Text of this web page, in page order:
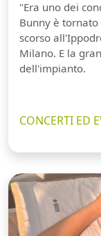
"Era uno dei
Bunny è
scorso
Milano. E la
dell'impianto.
CONCERTI ED